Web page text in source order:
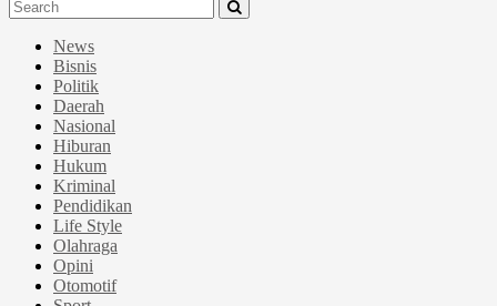
News
Bisnis
Politik
Daerah
Nasional
Hiburan
Hukum
Kriminal
Pendidikan
Life Style
Olahraga
Opini
Otomotif